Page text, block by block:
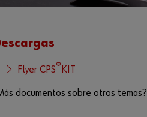
al
e
Flyer CPS® KIT
documentos sobre otros temas?